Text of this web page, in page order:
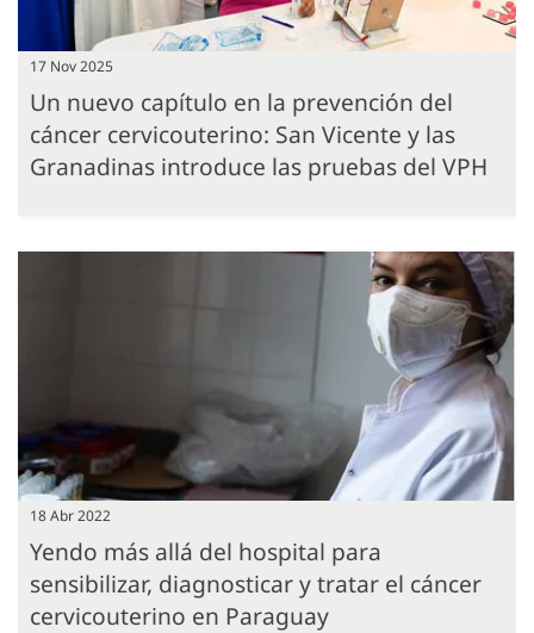
17 Nov 2025
Un nuevo capítulo en la prevención del
cáncer cervicouterino: San Vicente y las
Granadinas introduce las pruebas del VPH
18 Abr 2022
Yendo más allá del hospital para
sensibilizar, diagnosticar y tratar el cáncer
cervicouterino en Paraguay